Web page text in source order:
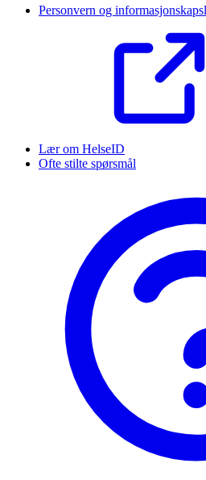
Personvern og
Lær om HelseID
Ofte stilte spørsmål